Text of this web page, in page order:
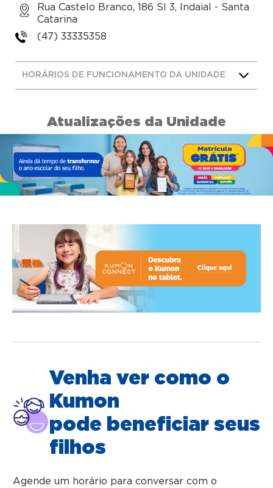
Rua Castelo Branco, 186 Sl 3, Indaial - Santa
Catarina
(47) 33335358
HORÁRIOS DE FUNCIONAMENTO DA UNIDADE
Atualizações da Unidade
Venha ver como o
Kumon
pode beneficiar seus
filhos
Agende um horário para conversar com o